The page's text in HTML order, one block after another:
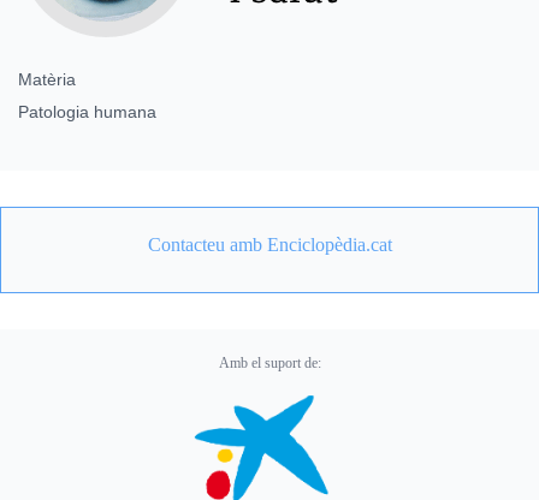
Matèria
Patologia humana
Contacteu amb Enciclopèdia.cat
Amb el suport de: